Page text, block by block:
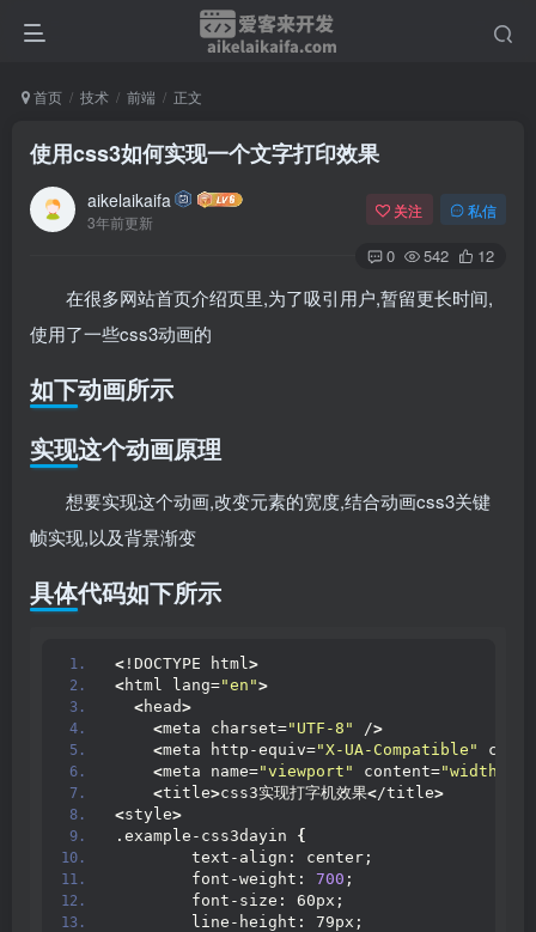
首页 技术 前端 正文
使用css3如何实现一个文字打印效果
aikelaikaifa
3年前更新
关注 私信
0 542 12
在很多网站首页介绍页里,为了吸引用户,暂留更长时间,
使用了一些css3动画的
如下动画所示
实现这个动画原理
想要实现这个动画,改变元素的宽度,结合动画css3关键
帧实现,以及背景渐变
具体代码如下所示
<!DOCTYPE html >
<html lang="en">
<head>
<meta charset="UTF-8" />
<meta http-equiv="X-UA-Compatible"
<meta name="viewport" content=
<title>css3实现打字机效果</title>
<style>
.example-css3dayin {
        text-align: center;
        font-weight:
700 ;
        font-size: 60px;
        line-height: 79px;